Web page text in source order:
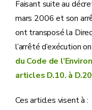
Faisant suite au
mars 2006 et son
ont transposé la
l’arrêté d’exécution
du Code de
articles D.10. à
Ces articles visent à :